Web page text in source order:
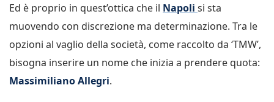
Ed è proprio in quest’ottica che il Napoli si sta
muovendo con discrezione ma determinazione. Tra le
opzioni al vaglio della società, come raccolto da ‘TMW’,
bisogna inserire un nome che inizia a prendere quota:
Massimiliano Allegri.